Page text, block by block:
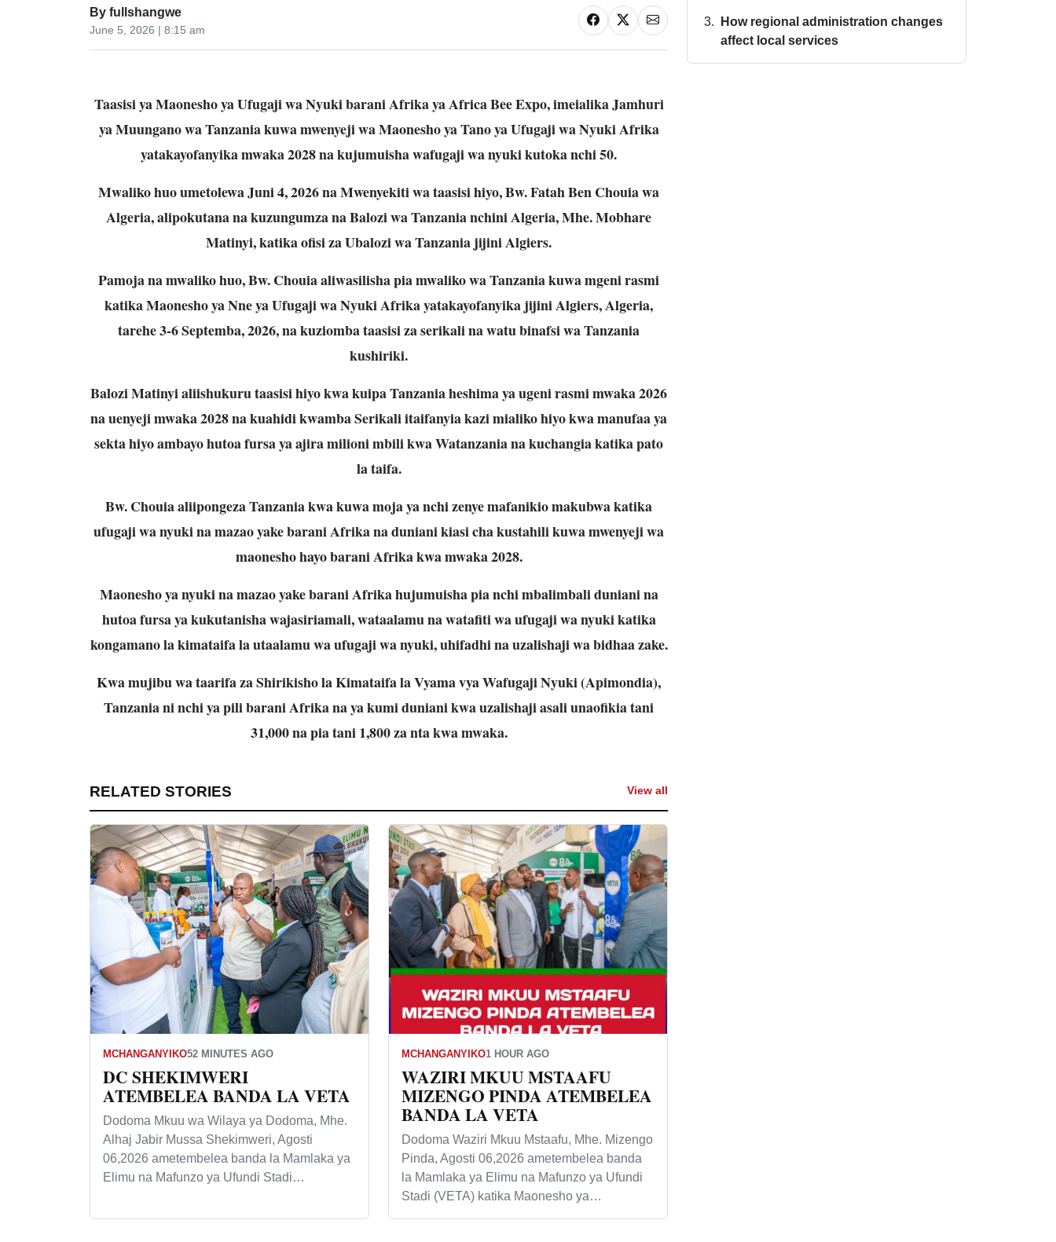
By fullshangwe
June 5, 2026 | 8:15 am
Taasisi ya Maonesho ya Ufugaji wa Nyuki barani Afrika ya Africa Bee Expo, imeialika Jamhuri
ya Muungano wa Tanzania kuwa mwenyeji wa Maonesho ya Tano ya Ufugaji wa Nyuki Afrika
yatakayofanyika mwaka 2028 na kujumuisha wafugaji wa nyuki kutoka nchi 50.
Mwaliko huo umetolewa Juni 4, 2026 na Mwenyekiti wa taasisi hiyo, Bw. Fatah Ben Chouia wa
Algeria, alipokutana na kuzungumza na Balozi wa Tanzania nchini Algeria, Mhe. Mobhare
Matinyi, katika ofisi za Ubalozi wa Tanzania jijini Algiers.
Pamoja na mwaliko huo, Bw. Chouia aliwasilisha pia mwaliko wa Tanzania kuwa mgeni rasmi
katika Maonesho ya Nne ya Ufugaji wa Nyuki Afrika yatakayofanyika jijini Algiers, Algeria,
tarehe 3-6 Septemba, 2026, na kuziomba taasisi za serikali na watu binafsi wa Tanzania
kushiriki.
Balozi Matinyi aliishukuru taasisi hiyo kwa kuipa Tanzania heshima ya ugeni rasmi mwaka 2026
na uenyeji mwaka 2028 na kuahidi kwamba Serikali itaifanyia kazi mialiko hiyo kwa manufaa ya
sekta hiyo ambayo hutoa fursa ya ajira milioni mbili kwa Watanzania na kuchangia katika pato
la taifa.
Bw. Chouia aliipongeza Tanzania kwa kuwa moja ya nchi zenye mafanikio makubwa katika
ufugaji wa nyuki na mazao yake barani Afrika na duniani kiasi cha kustahili kuwa mwenyeji wa
maonesho hayo barani Afrika kwa mwaka 2028.
Maonesho ya nyuki na mazao yake barani Afrika hujumuisha pia nchi mbalimbali duniani na
hutoa fursa ya kukutanisha wajasiriamali, wataalamu na watafiti wa ufugaji wa nyuki katika
kongamano la kimataifa la utaalamu wa ufugaji wa nyuki, uhifadhi na uzalishaji wa bidhaa zake.
Kwa mujibu wa taarifa za Shirikisho la Kimataifa la Vyama vya Wafugaji Nyuki (Apimondia),
Tanzania ni nchi ya pili barani Afrika na ya kumi duniani kwa uzalishaji asali unaofikia tani
31,000 na pia tani 1,800 za nta kwa mwaka.
RELATED STORIES View all
MCHANGANYIKO52 MINUTES AGO
DC SHEKIMWERI
ATEMBELEA BANDA LA VETA
Dodoma Mkuu wa Wilaya ya Dodoma, Mhe.
Alhaj Jabir Mussa Shekimweri, Agosti
06,2026 ametembelea banda la Mamlaka ya
Elimu na Mafunzo ya Ufundi Stadi…
MCHANGANYIKO1 HOUR AGO
WAZIRI MKUU MSTAAFU
MIZENGO PINDA ATEMBELEA
BANDA LA VETA
Dodoma Waziri Mkuu Mstaafu, Mhe. Mizengo
Pinda, Agosti 06,2026 ametembelea banda
la Mamlaka ya Elimu na Mafunzo ya Ufundi
Stadi (VETA) katika Maonesho ya…
How regional administration changes
affect local services